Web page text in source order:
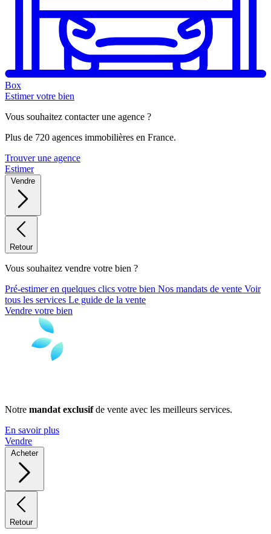
Box
Estimer votre bien
Vous souhaitez contacter une agence ?
Plus de 720 agences immobilières en France.
Trouver une agence
Estimer
Vendre
Retour
Vous souhaitez vendre votre bien ?
Pré-estimer en quelques clics votre bien Nos mandats de vente Voir
tous les services Le guide de la vente
Vendre votre bien
Notre mandat exclusifde vente avec les meilleurs services.
En savoir plus
Vendre
Acheter
Retour